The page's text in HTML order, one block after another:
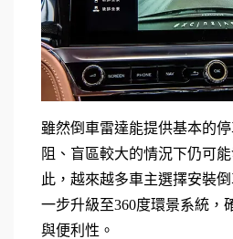
雖然倒車雷達能提供基本的
阻、盲區較大的情況下仍可
此，越來越多車主選擇安裝
一步升級至360度環景系統，
與便利性。